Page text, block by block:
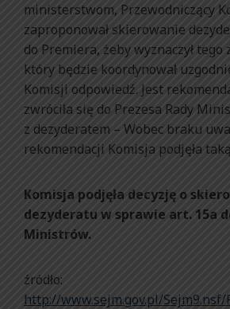
ministerstwom, Przewodniczący
zaproponował skierowanie
do Premiera, żeby wyznaczył
który będzie koordynował
Komisji odpowiedź. Jest
zwróciła się do Prezesa Rady
z dezyderatem – Wobec braku
rekomendacji Komisja podjęła
Komisja podjęła decyzję o
dezyderatu w sprawie art. 15a
Ministrów.
źródło:
http://www.sejm.gov.pl/Sejm9.nsf/